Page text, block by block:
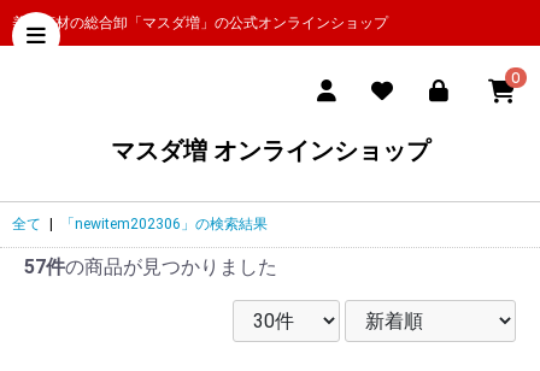
美容商材の総合卸「マスダ増」の公式オンラインショップ
0
マスダ増 オンラインショップ
全て 「newitem202306」の検索結果
57件の商品が見つかりました